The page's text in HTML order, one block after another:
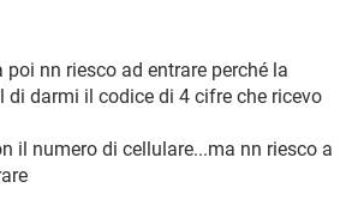
nn riesco ad entrare perché la
darmi il codice di 4 cifre che ricevo
il numero di cellulare...ma nn riesco a